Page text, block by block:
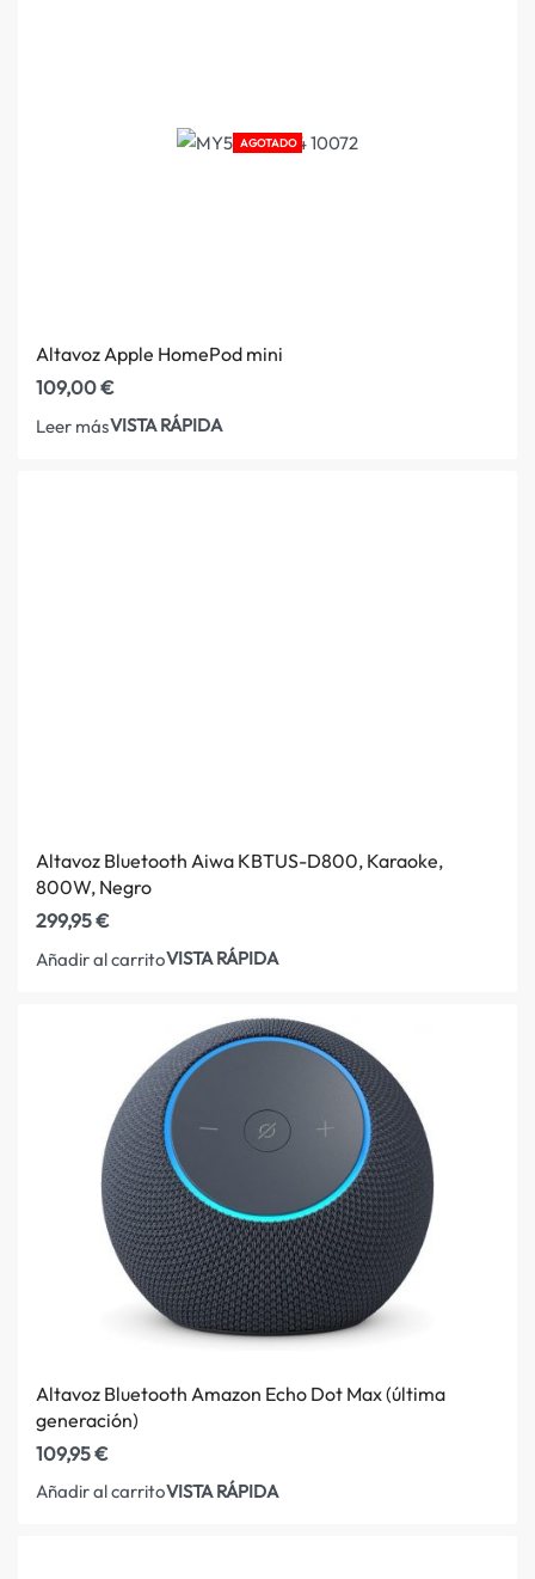
AGOTADO
Altavoz Apple HomePod mini
109,00€
Leer másVISTA RÁPIDA
Altavoz Bluetooth Aiwa KBTUS-D800, Karaoke,
800W, Negro
299,95€
Añadir al carritoVISTA RÁPIDA
Altavoz Bluetooth Amazon Echo Dot Max (última
generación)
109,95€
Añadir al carritoVISTA RÁPIDA